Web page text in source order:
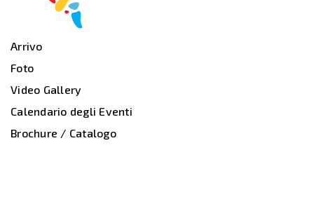
Arrivo
Foto
Video Gallery
Calendario degli Eventi
Brochure / Catalogo